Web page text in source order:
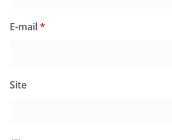
E-mail*
Site